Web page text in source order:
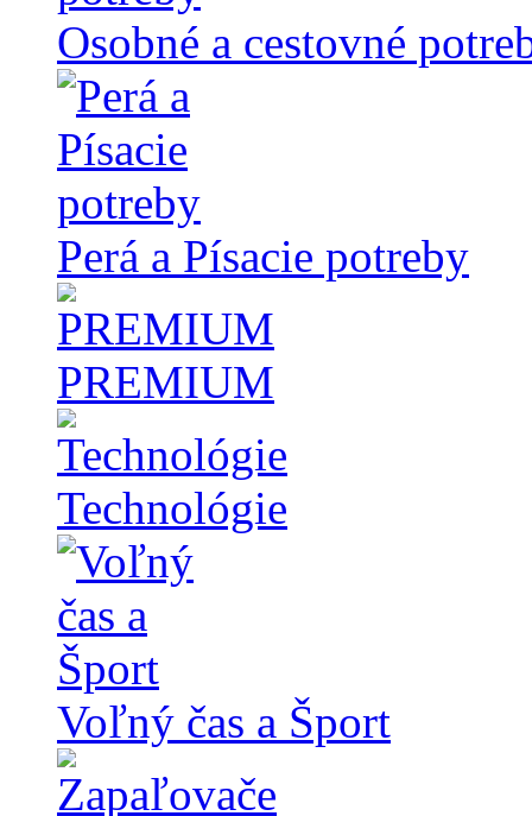
Osobné a cestovné
Perá a Písacie potreby
PREMIUM
Technológie
Voľný čas a Šport